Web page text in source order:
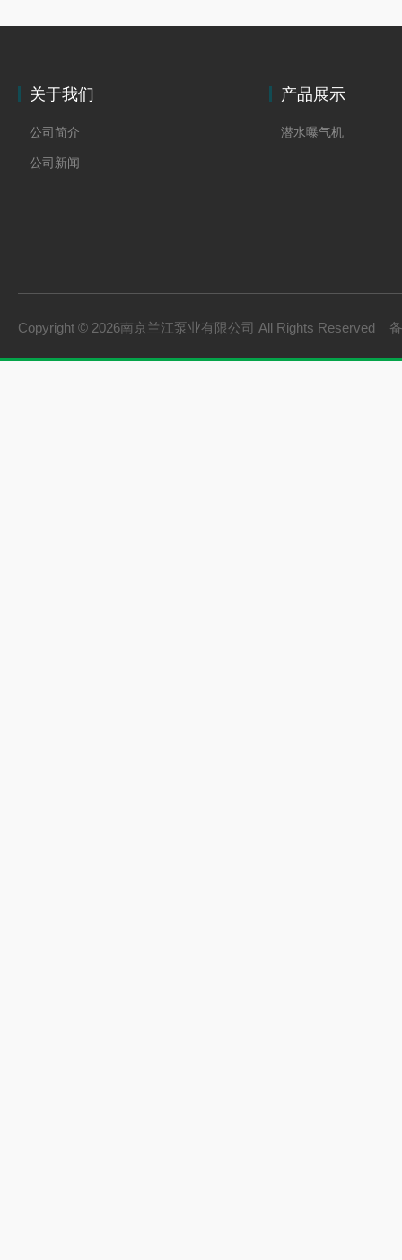
关于我们
公司简介
公司新闻
产品展示
潜水曝气机
Copyright © 2026南京兰江泵业有限公司 All Rights Reserved